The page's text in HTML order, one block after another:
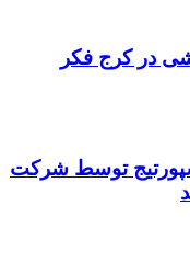
در کرج فکر
توسط شرکت